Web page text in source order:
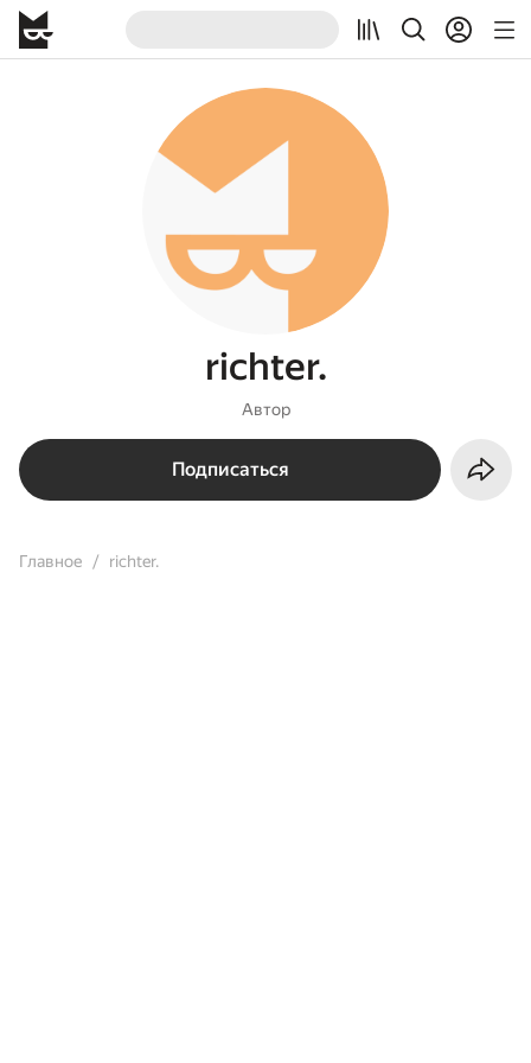
richter.
Автор
Подписаться
Главное richter.